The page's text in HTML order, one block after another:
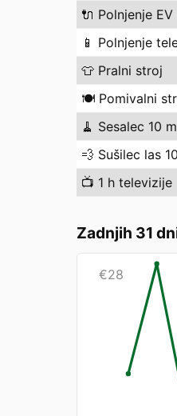
🔌 Polnjenje
📱 Polnjenje
👕 Pralni stroj
🍽️ Pomivalni
🧹 Sesalec 10
💨 Sušilec las
📺 1 h televizije
Zadnjih 31
€28